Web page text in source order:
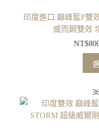
印度進口 巔峰藍P雙
威而鋼雙效
NT$